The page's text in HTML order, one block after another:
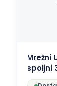
Mrežni
spoljni